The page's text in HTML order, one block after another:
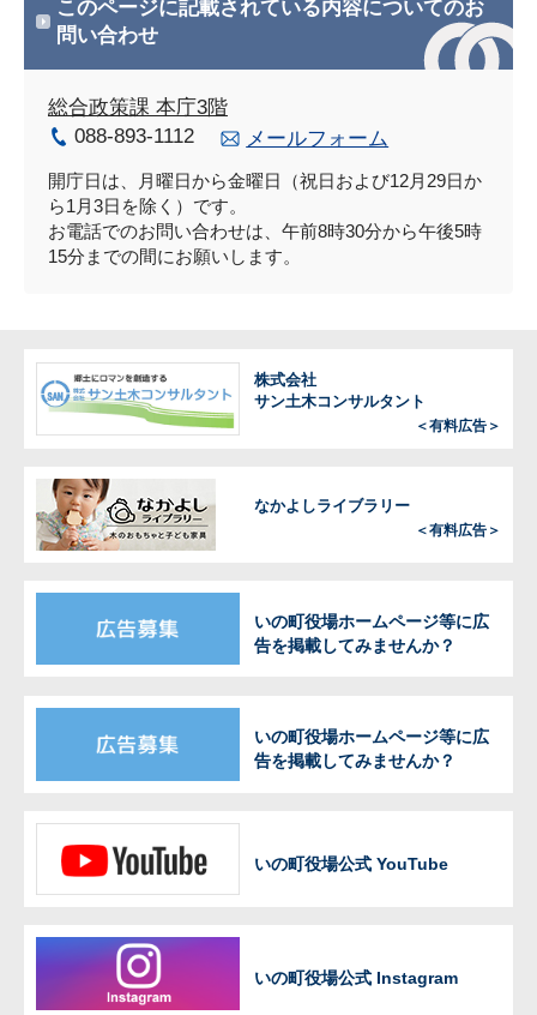
このページに記載されている内容についてのお
問い合わせ
総合政策課 本庁3階
088-893-1112
メールフォーム
開庁日は、月曜日から金曜日（祝日および12月29日か
ら1月3日を除く）です。
お電話でのお問い合わせは、午前8時30分から午後5時
15分までの間にお願いします。
株式会社
サン土木コンサルタント
＜有料広告＞
なかよしライブラリー
＜有料広告＞
いの町役場ホームページ等に広
告を掲載してみませんか？
いの町役場ホームページ等に広
告を掲載してみませんか？
いの町役場公式 YouTube
いの町役場公式 Instagram